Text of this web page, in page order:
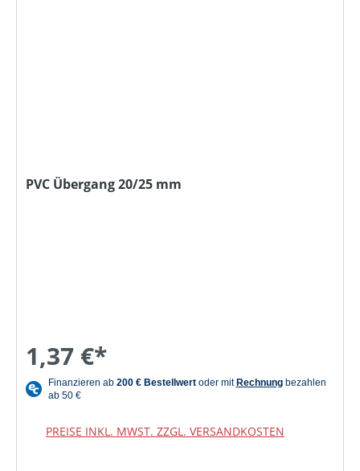
PVC Übergang 20/25 mm
1,37 €*
PREISE INKL. MWST. ZZGL. VERSANDKOSTEN